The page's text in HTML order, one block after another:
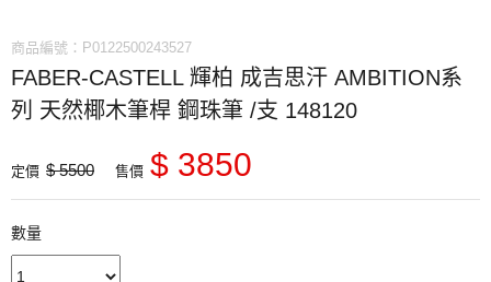
商品編號：P0122500243527
FABER-CASTELL 輝柏 成吉思汗 AMBITION系
列 天然椰木筆桿 鋼珠筆 /支 148120
定價 $ 5500 售價 $ 3850
數量